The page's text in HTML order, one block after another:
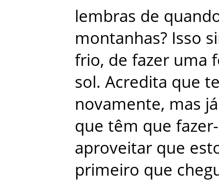
lembras de
montanhas? Isso
frio, de fazer uma
sol. Acredita que
novamente, mas já
que têm que
aproveitar que
primeiro que